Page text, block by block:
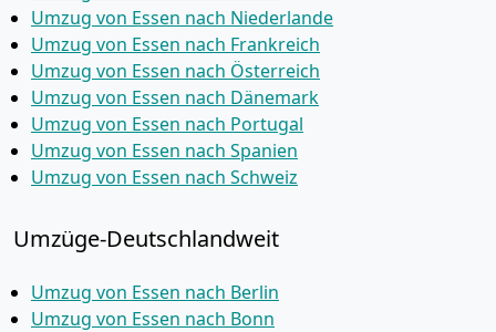
Umzug von Essen nach Niederlande
Umzug von Essen nach Frankreich
Umzug von Essen nach Österreich
Umzug von Essen nach Dänemark
Umzug von Essen nach Portugal
Umzug von Essen nach Spanien
Umzug von Essen nach Schweiz
Umzüge-Deutschlandweit
Umzug von Essen nach Berlin
Umzug von Essen nach Bonn